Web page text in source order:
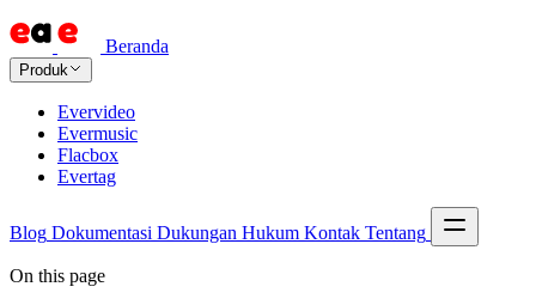
Beranda
Produk
Evervideo
Evermusic
Flacbox
Evertag
Blog Dokumentasi Dukungan Hukum Kontak Tentang
On this page